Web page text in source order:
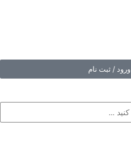
ورود / ثبت نام